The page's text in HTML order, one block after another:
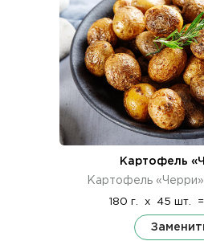
Картофель
Картофель
180 г. x 45 шт. =